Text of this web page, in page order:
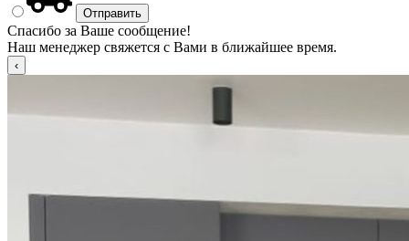
Спасибо за Ваше сообщение!
Наш менеджер свяжется с Вами в ближайшее время.